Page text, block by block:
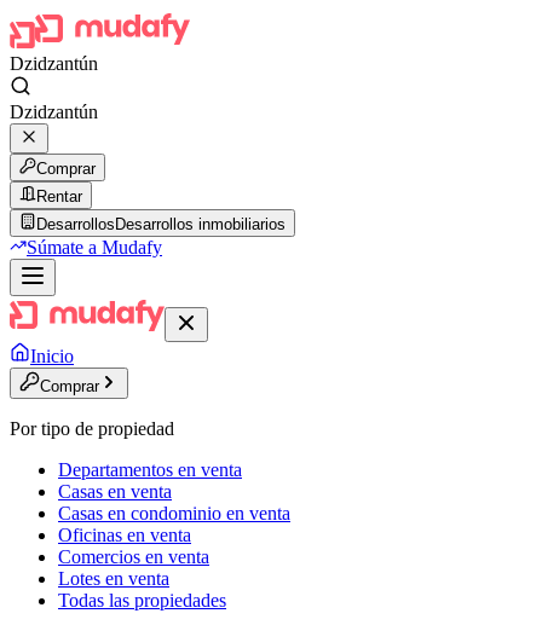
Dzidzantún
Dzidzantún
Comprar
Rentar
Desarrollos Desarrollos inmobiliarios
Súmate a Mudafy
Inicio
Comprar
Por tipo de propiedad
Departamentos en venta
Casas en venta
Casas en condominio en venta
Oficinas en venta
Comercios en venta
Lotes en venta
Todas las propiedades